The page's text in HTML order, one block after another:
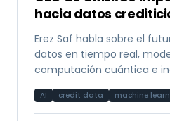
hacia datos
y modelos de IA
Erez Saf habla sobre el
datos en tiempo real,
computación cuántica e
AI credit data machine